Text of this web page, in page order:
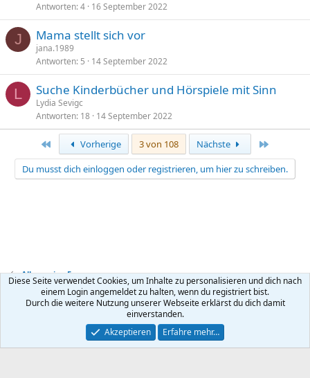
Antworten 4 16 September 2022
J Mama stellt sich vor
jana.1989
Antworten 5 14 September 2022
L Suche Kinderbücher und Hörspiele mit Sinn
Lydia Sevigc
Antworten 18 14 September 2022
Erste Vorherige 3 von 108 Nächste
Du musst dich einloggen oder registrieren, um hier zu schreiben.
Allgemeine Foren
Kontakt Nutzungsbedingungen Datenschutz Hilfe
R
Community platform by XenForo ® © 2010-2026 XenForo Ltd.
Diese Seite verwendet Cookies, um Inhalte zu personalisieren und dich nach
einem Login angemeldet zu halten, wenn du registriert bist.
Durch die weitere Nutzung unserer Webseite erklärst du dich damit
einverstanden.
Akzeptieren
Erfahre mehr…